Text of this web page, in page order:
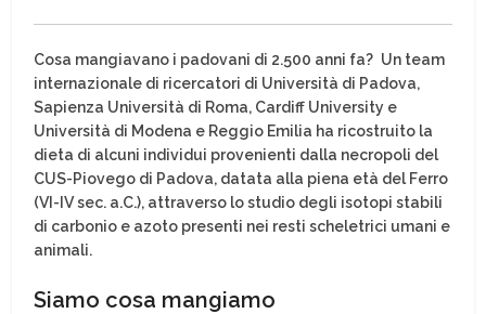
Cosa mangiavano i padovani di 2.500 anni fa? Un team
internazionale di ricercatori di Università di Padova,
Sapienza Università di Roma, Cardiff University e
Università di Modena e Reggio Emilia ha ricostruito la
dieta di alcuni individui provenienti dalla necropoli del
CUS-Piovego di Padova, datata alla piena età del Ferro
(VI-IV sec. a.C.), attraverso lo studio degli isotopi stabili
di carbonio e azoto presenti nei resti scheletrici umani e
animali.
Siamo cosa mangiamo